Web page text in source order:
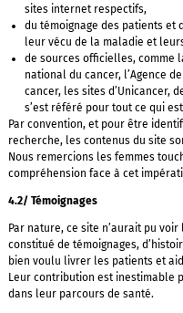
sites internet respectifs,
du témoignage des patients et
leur vécu de la maladie et
de sources officielles, comme
national du cancer, l’Agence
cancer, les sites d’Unicancer,
s’est référé pour tout ce qui
Par convention, et pour être
recherche, les contenus du site
Nous remercions les femmes
compréhension face à cet
4.2/ Témoignages
Par nature, ce site n’aurait pu
constitué de témoignages,
bien voulu livrer les patients et
Leur contribution est inestimable
dans leur parcours de santé.